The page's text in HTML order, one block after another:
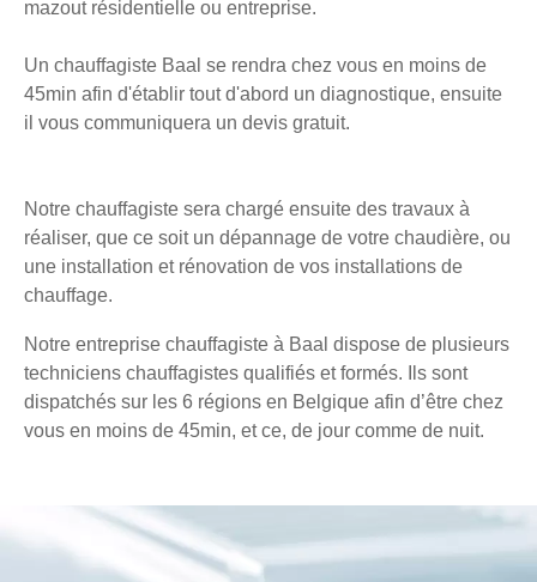
mazout résidentielle ou entreprise.
Un chauffagiste Baal se rendra chez vous en moins de
45min afin d'établir tout d'abord un diagnostique, ensuite
il vous communiquera un devis gratuit.
Notre chauffagiste sera chargé ensuite des travaux à
réaliser, que ce soit un dépannage de votre chaudière, ou
une installation et rénovation de vos installations de
chauffage.
Notre entreprise chauffagiste à Baal dispose de plusieurs
techniciens chauffagistes qualifiés et formés. Ils sont
dispatchés sur les 6 régions en Belgique afin d’être chez
vous en moins de 45min, et ce, de jour comme de nuit.